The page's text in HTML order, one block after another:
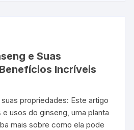
e Suas
Incríveis
propriedades: Este artigo
usos do ginseng, uma planta
mais sobre como ela pode